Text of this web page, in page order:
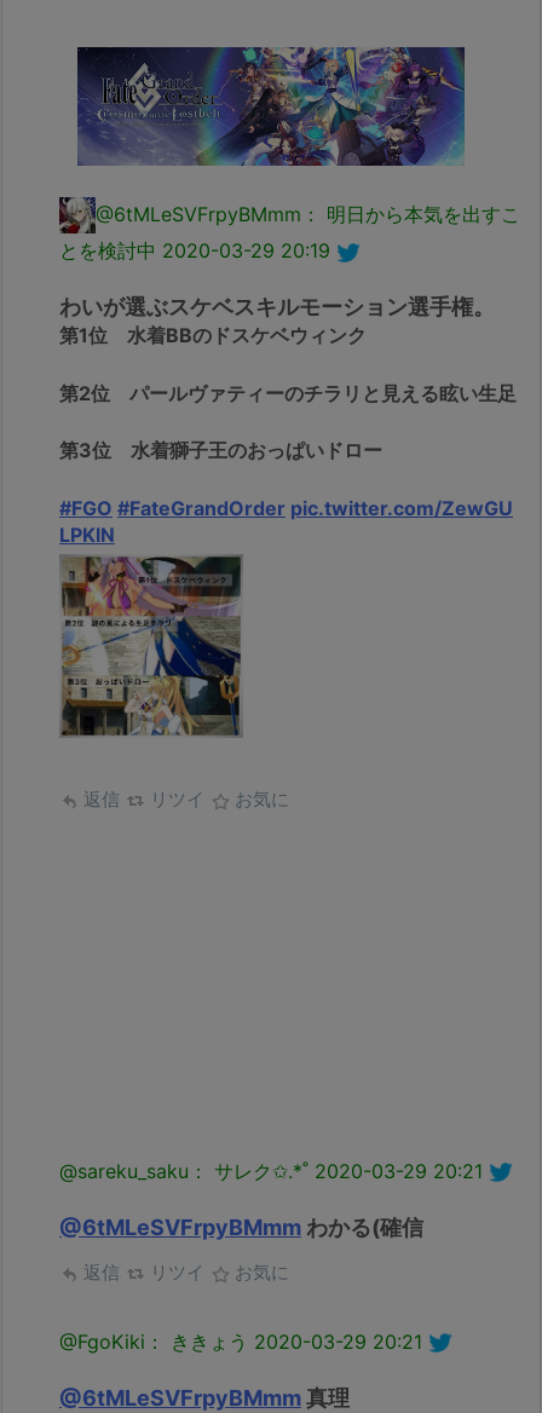
@6tMLeSVFrpyBMmm： 明日から本気を出すこ
とを検討中 2020-03-29 20:19
わいが選ぶスケベスキルモーション選手権。
第1位 水着BBのドスケベウィンク
第2位 パールヴァティーのチラリと見える眩い生足
第3位 水着獅子王のおっぱいドロー
#FGO #FateGrandOrder pic.twitter.com/ZewGU
LPKlN
返信 リツイ お気に
@sareku_saku： サレク✩.*˚ 2020-03-29 20:21
@6tMLeSVFrpyBMmm わかる(確信
返信 リツイ お気に
@FgoKiki： ききょう 2020-03-29 20:21
@6tMLeSVFrpyBMmm真理